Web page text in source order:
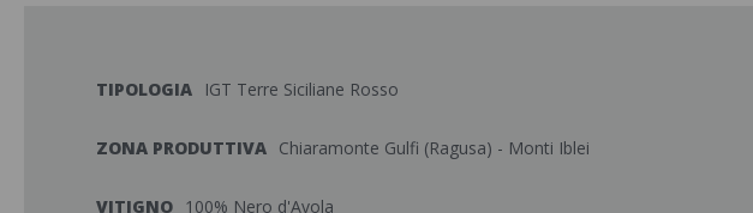
TIPOLOGIA IGT Terre Siciliane Rosso
ZONA PRODUTTIVA Chiaramonte Gulfi (Ragusa) - Monti Iblei
VITIGNO 100% Nero d'Avola